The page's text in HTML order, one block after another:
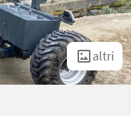
altri